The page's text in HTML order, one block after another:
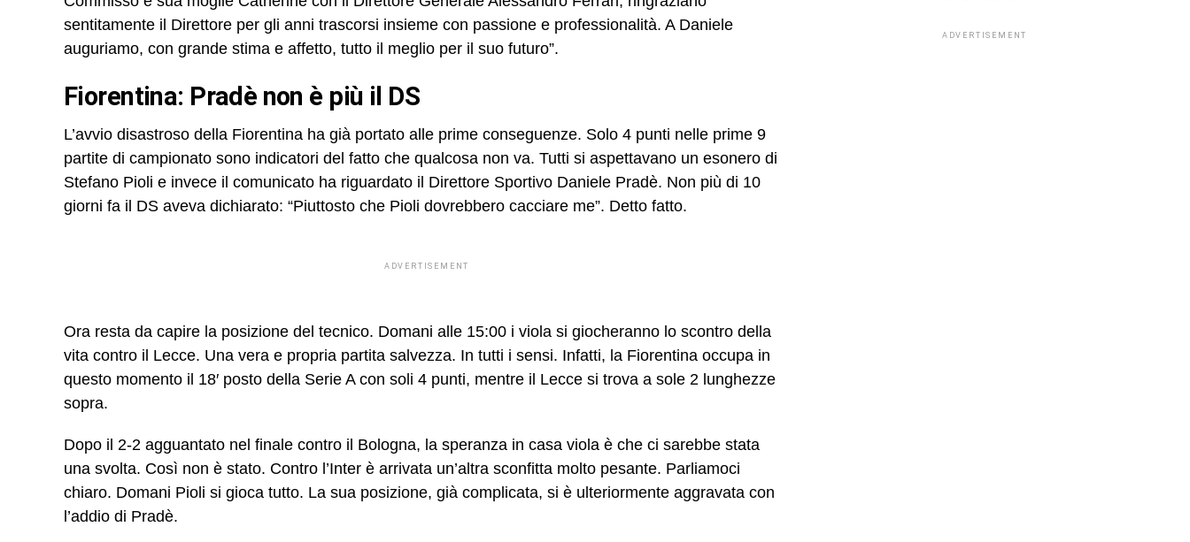
sentitamente il Direttore per gli anni trascorsi insieme con passione e professionalità. A Daniele
auguriamo, con grande stima e affetto, tutto il meglio per il suo futuro”.
Fiorentina: Pradè non è più il DS
L’avvio disastroso della Fiorentina ha già portato alle prime conseguenze. Solo 4 punti nelle prime 9
partite di campionato sono indicatori del fatto che qualcosa non va. Tutti si aspettavano un esonero di
Stefano Pioli e invece il comunicato ha riguardato il Direttore Sportivo Daniele Pradè. Non più di 10
giorni fa il DS aveva dichiarato: “Piuttosto che Pioli dovrebbero cacciare me”. Detto fatto.
ADVERTISEMENT
Ora resta da capire la posizione del tecnico. Domani alle 15:00 i viola si giocheranno lo scontro della
vita contro il Lecce. Una vera e propria partita salvezza. In tutti i sensi. Infatti, la Fiorentina occupa in
questo momento il 18′ posto della Serie A con soli 4 punti, mentre il Lecce si trova a sole 2 lunghezze
sopra.
Dopo il 2-2 agguantato nel finale contro il Bologna, la speranza in casa viola è che ci sarebbe stata
una svolta. Così non è stato. Contro l’Inter è arrivata un’altra sconfitta molto pesante. Parliamoci
chiaro. Domani Pioli si gioca tutto. La sua posizione, già complicata, si è ulteriormente aggravata con
l’addio di Pradè.
ADVERTISEMENT